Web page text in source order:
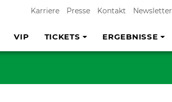
Karriere Presse Kontakt Newsletter
VIP TICKETS ERGEBNISSE